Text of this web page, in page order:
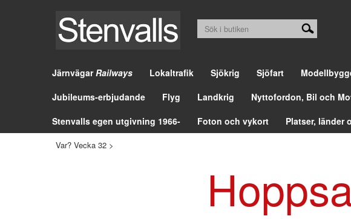
JärnvägarRailways Lokaltrafik Sjökrig Sjöfart
Jubileums-erbjudande
Flyg Landkrig Nyttofordon, Bil och
Stenvalls egen utgivning 1966-
Foton och vykort Platser, länder
Var? Vecka 32 >